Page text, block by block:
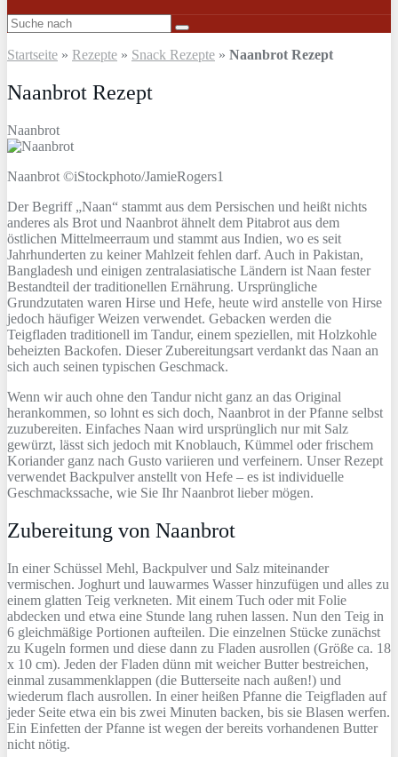
Startseite » Rezepte » Snack Rezepte » Naanbrot Rezept
Naanbrot Rezept
Naanbrot
Naanbrot ©iStockphoto/JamieRogers1
Der Begriff „Naan“ stammt aus dem Persischen und heißt nichts
anderes als Brot und Naanbrot ähnelt dem Pitabrot aus dem
östlichen Mittelmeerraum und stammt aus Indien, wo es seit
Jahrhunderten zu keiner Mahlzeit fehlen darf. Auch in Pakistan,
Bangladesh und einigen zentralasiatische Ländern ist Naan fester
Bestandteil der traditionellen Ernährung. Ursprüngliche
Grundzutaten waren Hirse und Hefe, heute wird anstelle von Hirse
jedoch häufiger Weizen verwendet. Gebacken werden die
Teigfladen traditionell im Tandur, einem speziellen, mit Holzkohle
beheizten Backofen. Dieser Zubereitungsart verdankt das Naan an
sich auch seinen typischen Geschmack.
Wenn wir auch ohne den Tandur nicht ganz an das Original
herankommen, so lohnt es sich doch, Naanbrot in der Pfanne selbst
zuzubereiten. Einfaches Naan wird ursprünglich nur mit Salz
gewürzt, lässt sich jedoch mit Knoblauch, Kümmel oder frischem
Koriander ganz nach Gusto variieren und verfeinern. Unser Rezept
verwendet Backpulver anstellt von Hefe – es ist individuelle
Geschmackssache, wie Sie Ihr Naanbrot lieber mögen.
Zubereitung von Naanbrot
In einer Schüssel Mehl, Backpulver und Salz miteinander
vermischen. Joghurt und lauwarmes Wasser hinzufügen und alles zu
einem glatten Teig verkneten. Mit einem Tuch oder mit Folie
abdecken und etwa eine Stunde lang ruhen lassen. Nun den Teig in
6 gleichmäßige Portionen aufteilen. Die einzelnen Stücke zunächst
zu Kugeln formen und diese dann zu Fladen ausrollen (Größe ca. 18
x 10 cm). Jeden der Fladen dünn mit weicher Butter bestreichen,
einmal zusammenklappen (die Butterseite nach außen!) und
wiederum flach ausrollen. In einer heißen Pfanne die Teigfladen auf
jeder Seite etwa ein bis zwei Minuten backen, bis sie Blasen werfen.
Ein Einfetten der Pfanne ist wegen der bereits vorhandenen Butter
nicht nötig.